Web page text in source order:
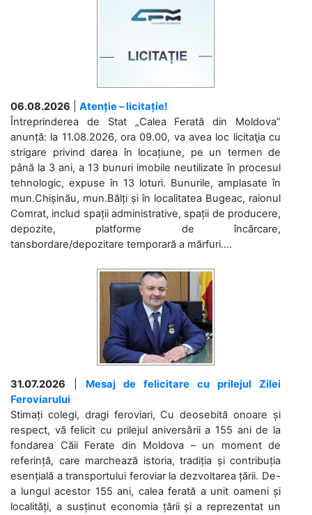
06.08.2026
Atenție – licitație!
Întreprinderea de Stat „Calea Ferată din Moldova”
anunță: la 11.08.2026, ora 09.00, va avea loc licitaţia cu
strigare privind darea în locațiune, pe un termen de
până la 3 ani, a 13 bunuri imobile neutilizate în procesul
tehnologic, expuse în 13 loturi. Bunurile, amplasate în
mun.Chișinău, mun.Bălți și în localitatea Bugeac, raionul
Comrat, includ spații administrative, spații de producere,
depozite, platforme de încărcare,
tansbordare/depozitare temporară a mărfuri....
31.07.2026
Mesaj de felicitare cu prilejul Zilei
Feroviarului
Stimați colegi, dragi feroviari, Cu deosebită onoare și
respect, vă felicit cu prilejul aniversării a 155 ani de la
fondarea Căii Ferate din Moldova – un moment de
referință, care marchează istoria, tradiția și contribuția
esențială a transportului feroviar la dezvoltarea țării. De-
a lungul acestor 155 ani, calea ferată a unit oameni și
localități, a susținut economia țării și a reprezentat un